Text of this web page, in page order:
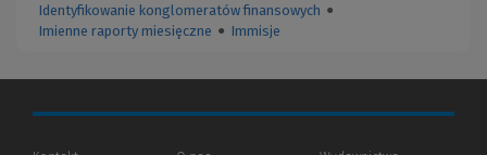
Identyfikowanie konglomeratów finansowych ●
Imienne raporty miesięczne ● Immisje